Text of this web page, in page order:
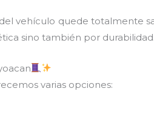
vehículo quede totalmente
sino también por durabilidad.
varias opciones: